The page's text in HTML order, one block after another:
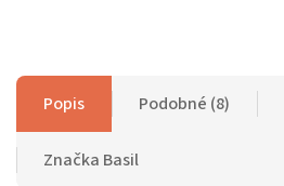
Popis Podobné (8)
Značka Basil